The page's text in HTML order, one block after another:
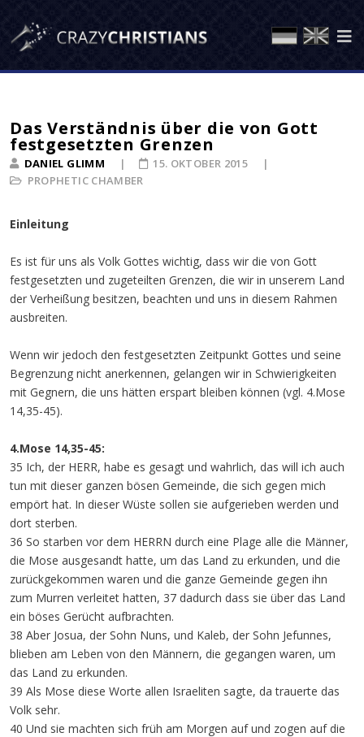
Das Verständnis über die von Gott
festgesetzten Grenzen
DANIEL GLIMM
PROPHETIC CHAMBER
15. OKTOBER 2015
Einleitung
Es ist für uns als Volk Gottes wichtig, dass wir die von Gott
festgesetzten und zugeteilten Grenzen, die wir in unserem Land
der Verheißung besitzen, beachten und uns in diesem Rahmen
ausbreiten.
Wenn wir jedoch den festgesetzten Zeitpunkt Gottes und seine
Begrenzung nicht anerkennen, gelangen wir in Schwierigkeiten
mit Gegnern, die uns hätten erspart bleiben können (vgl. 4.Mose
14,35-45).
4.Mose 14,35-45:
35 Ich, der HERR, habe es gesagt und wahrlich, das will ich auch
tun mit dieser ganzen bösen Gemeinde, die sich gegen mich
empört hat. In dieser Wüste sollen sie aufgerieben werden und
dort sterben.
36 So starben vor dem HERRN durch eine Plage alle die Männer,
die Mose ausgesandt hatte, um das Land zu erkunden, und die
zurückgekommen waren und die ganze Gemeinde gegen ihn
zum Murren verleitet hatten, 37 dadurch dass sie über das Land
ein böses Gerücht aufbrachten.
38 Aber Josua, der Sohn Nuns, und Kaleb, der Sohn Jefunnes,
blieben am Leben von den Männern, die gegangen waren, um
das Land zu erkunden.
39 Als Mose diese Worte allen Israeliten sagte, da trauerte das
Volk sehr.
40 Und sie machten sich früh am Morgen auf und zogen auf die